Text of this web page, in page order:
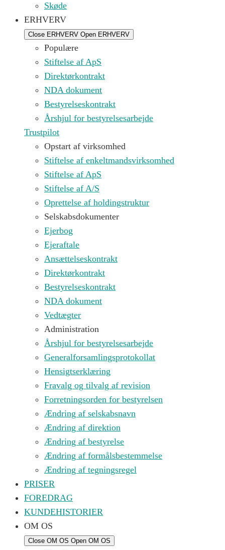
Skøde
ERHVERV
Close ERHVERV Open ERHVERV
Populære
Stiftelse af ApS
Direktørkontrakt
NDA dokument
Bestyrelseskontrakt
Årshjul for bestyrelsesarbejde
Trustpilot
Opstart af virksomhed
Stiftelse af enkeltmandsvirksomhed
Stiftelse af ApS
Stiftelse af A/S
Oprettelse af holdingstruktur
Selskabsdokumenter
Ejerbog
Ejeraftale
Ansættelseskontrakt
Direktørkontrakt
Bestyrelseskontrakt
NDA dokument
Vedtægter
Administration
Årshjul for bestyrelsesarbejde
Generalforsamlingsprotokollat
Hensigtserklæring
Fravalg og tilvalg af revision
Forretningsorden for bestyrelsen
Ændring af selskabsnavn
Ændring af direktion
Ændring af bestyrelse
Ændring af formålsbestemmelse
Ændring af tegningsregel
PRISER
FOREDRAG
KUNDEHISTORIER
OM OS
Close OM OS Open OM OS